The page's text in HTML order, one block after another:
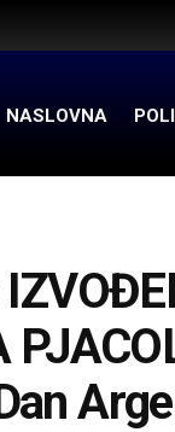
NASLOVNA